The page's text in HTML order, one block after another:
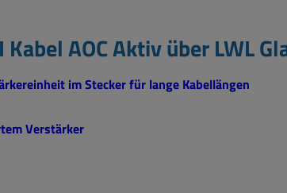
AOC Aktiv über LWL
im Stecker für lange Kabellängen
Verstärker